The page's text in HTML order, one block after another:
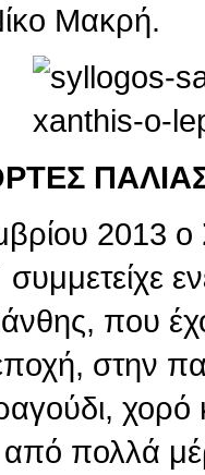
Μακρή.
2013
που
στην
χορό
από πολλά